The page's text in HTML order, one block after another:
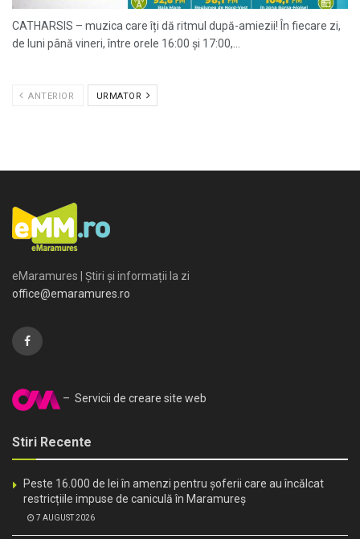
CATHARSIS – muzica care îți dă ritmul după-amiezii! În fiecare zi,
de luni până vineri, între orele 16:00 și 17:00,...
ANTERIOR URMATOR
eMaramures | Știri și informații la zi
office@emaramures.ro
– Servicii de creare site web
Stiri Recente
Peste 16.000 de lei în amenzi pentru șoferii care au încălcat
restricțiile impuse de caniculă în Maramureș
7 AUGUST 2026